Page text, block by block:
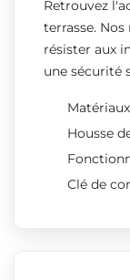
Retrouvez
terrasse.
résister aux
une sécurité
Housse
Clé de